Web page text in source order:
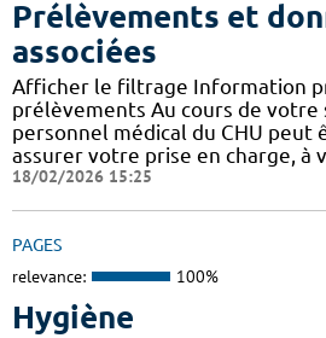
Prélèvements et
associées
Afficher le filtrage Information
prélèvements Au cours de votre
personnel médical du CHU peut
assurer votre prise en charge, à
18/02/2026 15:25
PAGES
relevance: 100%
Hygiène